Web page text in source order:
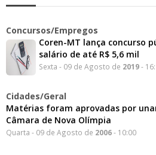
Concursos/Empregos
Coren-MT lança concurso
salário de até R$ 5,6 mil
Sexta - 09 de Agosto de 2019-
Cidades/Geral
Matérias foram aprovadas por
Câmara de Nova Olímpia
Quarta - 09 de Agosto de 2006- 10:00